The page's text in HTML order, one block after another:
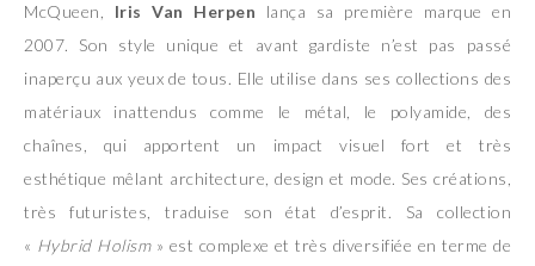
McQueen, Iris Van Herpen lança sa première marque en
2007. Son style unique et avant gardiste n’est pas passé
inaperçu aux yeux de tous. Elle utilise dans ses collections des
matériaux inattendus comme le métal, le polyamide, des
chaînes, qui apportent un impact visuel fort et très
esthétique mêlant architecture, design et mode. Ses créations,
très futuristes, traduise son état d’esprit. Sa collection
« Hybrid Holism» est complexe et très diversifiée en terme de